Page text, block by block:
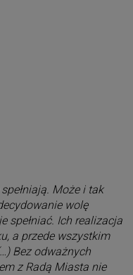
Może i tak
wolę
spełniać. Ich realizacja
a przede wszystkim
Bez odważnych
z Radą Miasta nie